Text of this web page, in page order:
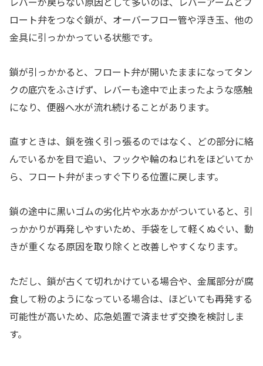
ロート弁をつなぐ鎖が、オーバーフロー管や浮き玉、他の
金具に引っかかっている状態です。
鎖が引っかかると、フロート弁が開いたままになってタン
クの底穴をふさげず、レバーも途中で止まったような感触
になり、便器へ水が流れ続けることがあります。
直すときは、鎖を強く引っ張るのではなく、どの部分に絡
んでいるかを目で追い、フックや輪のねじれをほどいてか
ら、フロート弁がまっすぐ下りる位置に戻します。
鎖の途中に黒いゴムの劣化片や水あかがついていると、引
っかかりが再発しやすいため、手袋をして軽くぬぐい、動
きが重くなる原因を取り除くと改善しやすくなります。
ただし、鎖が古くて切れかけている場合や、金属部分が腐
食して粉のようになっている場合は、ほどいても再発する
可能性が高いため、応急処置で済ませず交換を検討しま
す。